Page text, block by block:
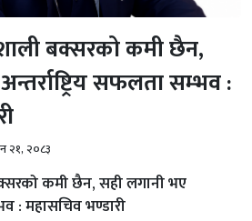
बक्सरको कमी छैन,
सफलता सम्भव :
२१, २०८३
कमी छैन, सही लगानी भए
: महासचिव भण्डारी